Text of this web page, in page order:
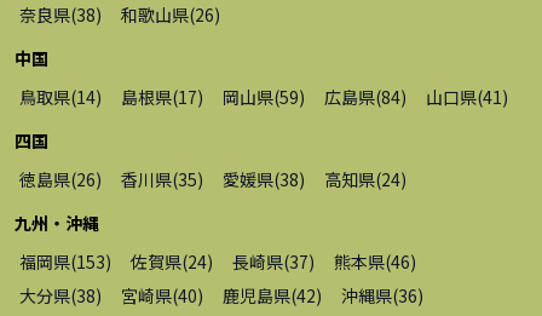
奈良県(38) 和歌山県(26)
中国
鳥取県(14) 島根県(17) 岡山県(59) 広島県(84) 山口県(41 )
四国
徳島県(26) 香川県(35) 愛媛県(38) 高知県(24)
九州・沖縄
福岡県(153) 佐賀県(24) 長崎県(37) 熊本県(46)
大分県(38) 宮崎県(40) 鹿児島県(42) 沖縄県(36)